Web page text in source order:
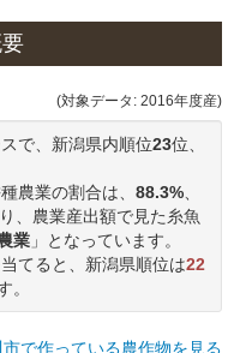
(対象データ: 2016年度産)
で、新潟県内順位23位、
農業の割合は、 88.3%
、農業産出額で見た糸魚
業 」となっています。
てると、新潟県順位は22
。
市で作っている農作物を見る